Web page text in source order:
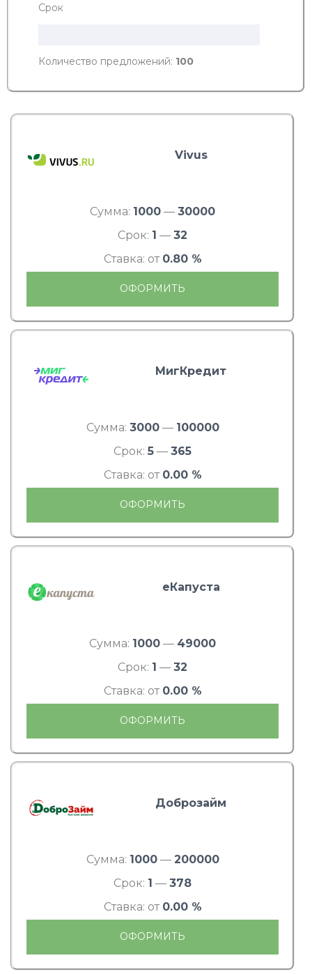
Срок
Количество предложений: 100
Vivus
Сумма: 1000 — 30000
Срок: 1 — 32
Ставка: от 0.80 %
ОФОРМИТЬ
МигКредит
Сумма: 3000— 100000
Срок: 5 — 365
Ставка: от 0.00 %
ОФОРМИТЬ
еКапуста
Сумма: 1000 — 49000
Срок: 1 — 32
Ставка: от 0.00 %
ОФОРМИТЬ
Доброзайм
Сумма: 1000— 200000
Срок: 1 — 378
Ставка: от 0.00 %
ОФОРМИТЬ